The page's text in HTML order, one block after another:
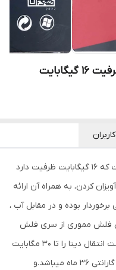
فلش مموری لوتوس مدل L813 ظرفیت 16 گیگابایت
یک محصول با کیفیت از برند لوتوس است که 16 گیگابایت ظرفیت دارد
کردن، به همراه آن ارائه
بوده و در مقابل آب ،
فلش مموری از سری فلش
های یو اس بی 3.2 میباشد و میتواند سرعت انتقال دیتا را تا 30 مگابایت
بر ثانیه افزایش بدهد. این محصول دارای گارانتی 36 ماه میباشد.و